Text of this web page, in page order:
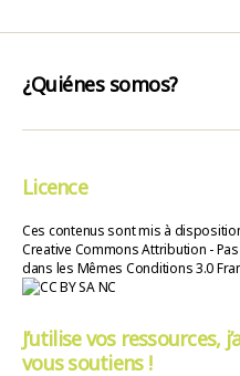
¿Quiénes somos?
Licence
Ces contenus sont mis à
Creative Commons Attribution -
dans les Mêmes Conditions 3.0
J’utilise vos ressources,
vous soutiens !